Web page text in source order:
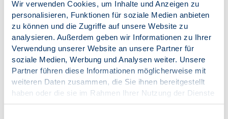
Wir verwenden Cookies, um Inhalte und Anzeigen zu
personalisieren, Funktionen für soziale Medien anbieten
zu können und die Zugriffe auf unsere Website zu
analysieren. Außerdem geben wir Informationen zu Ihrer
Verwendung unserer Website an unsere Partner für
soziale Medien, Werbung und Analysen weiter. Unsere
Partner führen diese Informationen möglicherweise mit
weiteren Daten zusammen, die Sie ihnen bereitgestellt
haben oder die sie im Rahmen Ihrer Nutzung der Dienste
gesammelt haben.
trimodalen Eignungsdiagnostik konnten wir gut belegen,
dass die verlässlichsten Diagnosen dann gelingen, wenn
man drei Modalitäten kombiniert: den Eigenschaftsansatz,
den biografischen Ansatz und den Simulationsansatz.
Konkret heißt das beispielsweise, wenn man Tests,
biografische Interviewfragen und Arbeitsproben
kombiniert, kann man mit wesentlich besseren
Ergebnissen rechnen als bei Anwendung einer dieser